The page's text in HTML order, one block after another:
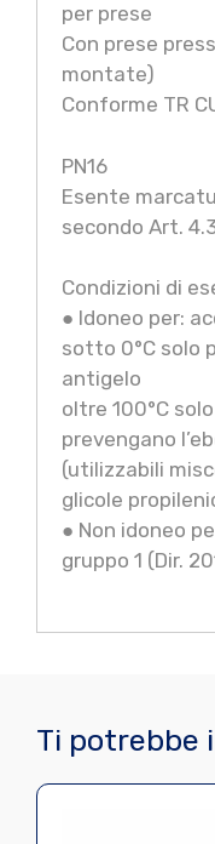
per prese
Con prese
montate)
Conforme TR
PN16
Esente
secondo Art.
Condizioni di
● Idoneo per:
sotto 0°C solo
antigelo
oltre 100°C
prevengano
(utilizzabili
glicole
● Non idoneo
gruppo 1 (Dir.
Ti potrebbe